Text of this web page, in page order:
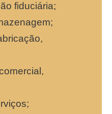
fiduciária;